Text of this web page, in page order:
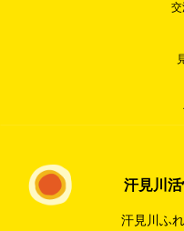
交
汗見川
汗見川ふ